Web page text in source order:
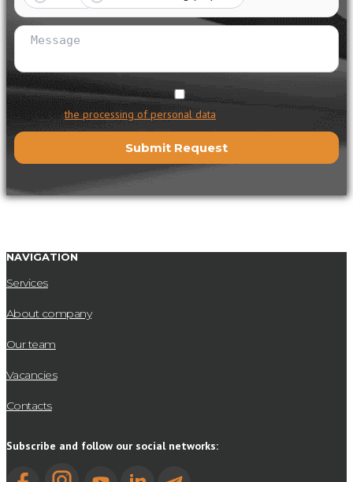
I agree tothe processing of personal data
NAVIGATION
Services
About company
Our team
Vacancies
Contacts
Subscribe and follow our social networks: